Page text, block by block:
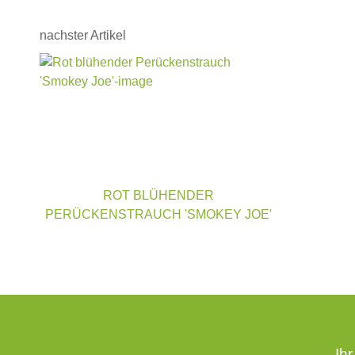
nachster Artikel
ROT BLÜHENDER
PERÜCKENSTRAUCH 'SMOKEY JOE'